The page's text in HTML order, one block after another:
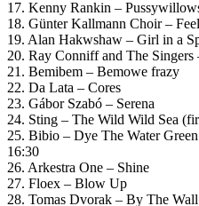
17. Kenny Rankin –
18. Günter Kallmann Choir –
19. Alan Hakwshaw – Girl in a
20. Ray Conniff and The
21. Bemibem – Bemowe frazy
22. Da Lata – Cores
23. Gábor Szabó – Serena
24. Sting – The Wild Wild Sea
25. Bibio – Dye The Water Green
16:30
26. Arkestra One – Shine
27. Floex – Blow Up
28. Tomas Dvorak – By The